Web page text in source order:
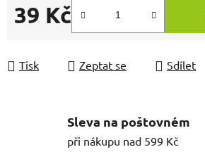
39 Kč
Měrná cena:
Tisk Zeptat se Sdílet
Sleva na poštovném
při nákupu nad 599 Kč